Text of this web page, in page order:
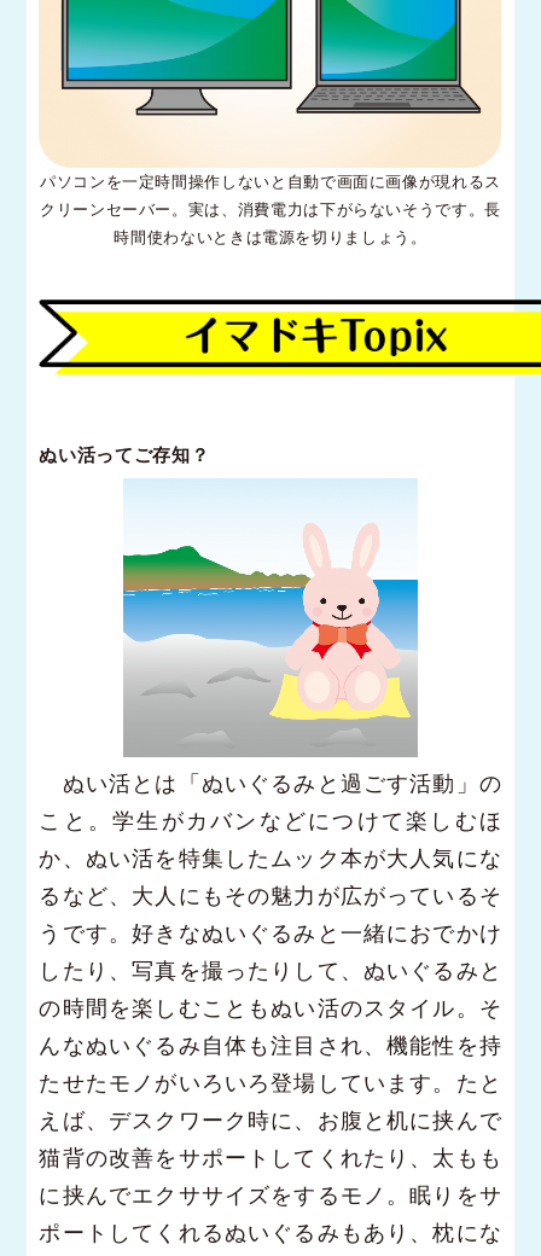
パソコンを一定時間操作しないと自動で画面に画像が現れるス
クリーンセーバー。実は、消費電力は下がらないそうです。長
時間使わないときは電源を切りましょう。
ぬい活ってご存知？
ぬい活とは「ぬいぐるみと過ごす活動」の
こと。学生がカバンなどにつけて楽しむほ
か、ぬい活を特集したムック本が大人気にな
るなど、大人にもその魅力が広がっているそ
うです。好きなぬいぐるみと一緒におでかけ
したり、写真を撮ったりして、ぬいぐるみと
の時間を楽しむこともぬい活のスタイル。そ
んなぬいぐるみ自体も注目され、機能性を持
たせたモノがいろいろ登場しています。たと
えば、デスクワーク時に、お腹と机に挟んで
猫背の改善をサポートしてくれたり、太もも
に挟んでエクササイズをするモノ。眠りをサ
ポートしてくれるぬいぐるみもあり、枕にな